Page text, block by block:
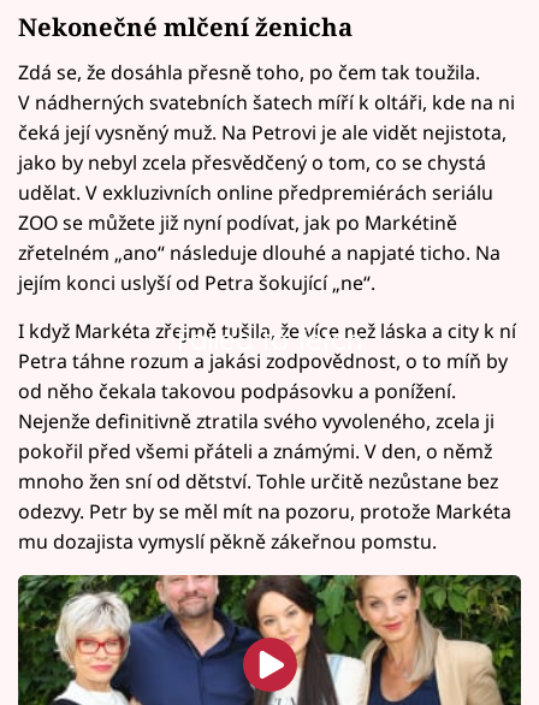
Nekonečné mlčení ženicha
Zdá se, že dosáhla přesně toho, po čem tak toužila.
V nádherných svatebních šatech míří k oltáři, kde na ni
čeká její vysněný muž. Na Petrovi je ale vidět nejistota,
jako by nebyl zcela přesvědčený o tom, co se chystá
udělat. V exkluzivních online předpremiérách seriálu
ZOO se můžete již nyní podívat, jak po Markétině
zřetelném „ano“ následuje dlouhé a napjaté ticho. Na
jejím konci uslyší od Petra šokující „ne“.
Failed to fetch
I když Markéta zřejmě tušila, že více než láska a city k ní
Petra táhne rozum a jakási zodpovědnost, o to míň by
od něho čekala takovou podpásovku a ponížení.
Nejenže definitivně ztratila svého vyvoleného, zcela ji
pokořil před všemi přáteli a známými. V den, o němž
mnoho žen sní od dětství. Tohle určitě nezůstane bez
odezvy. Petr by se měl mít na pozoru, protože Markéta
mu dozajista vymyslí pěkně zákeřnou pomstu.